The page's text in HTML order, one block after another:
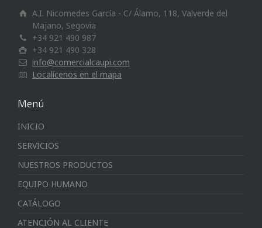
A.I. Nicomedes García - C/ Álamo, 118, Valverde del
Majano, Segovia
+34 921 490 987
+34 921 490 328
info@comercialcaupi.com
Localícenos en el mapa
Menú
INICIO
SERVICIOS
NUESTROS PRODUCTOS
EQUIPO HUMANO
CATÁLOGO
ATENCIÓN AL CLIENTE